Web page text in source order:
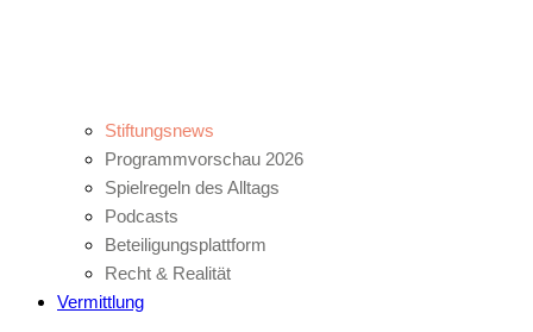
Stiftungsnews
Programmvorschau 2026
Spielregeln des Alltags
Podcasts
Beteiligungsplattform
Recht & Realität
Vermittlung